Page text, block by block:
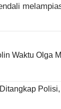
Waktu Olga
Polisi,